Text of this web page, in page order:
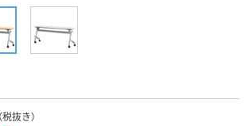
（税抜き）